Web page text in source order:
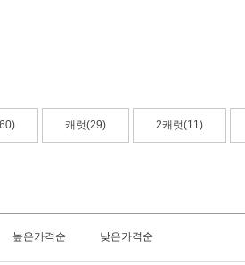
캐럿(29) 2캐럿(11)
높은가격순 낮은가격순